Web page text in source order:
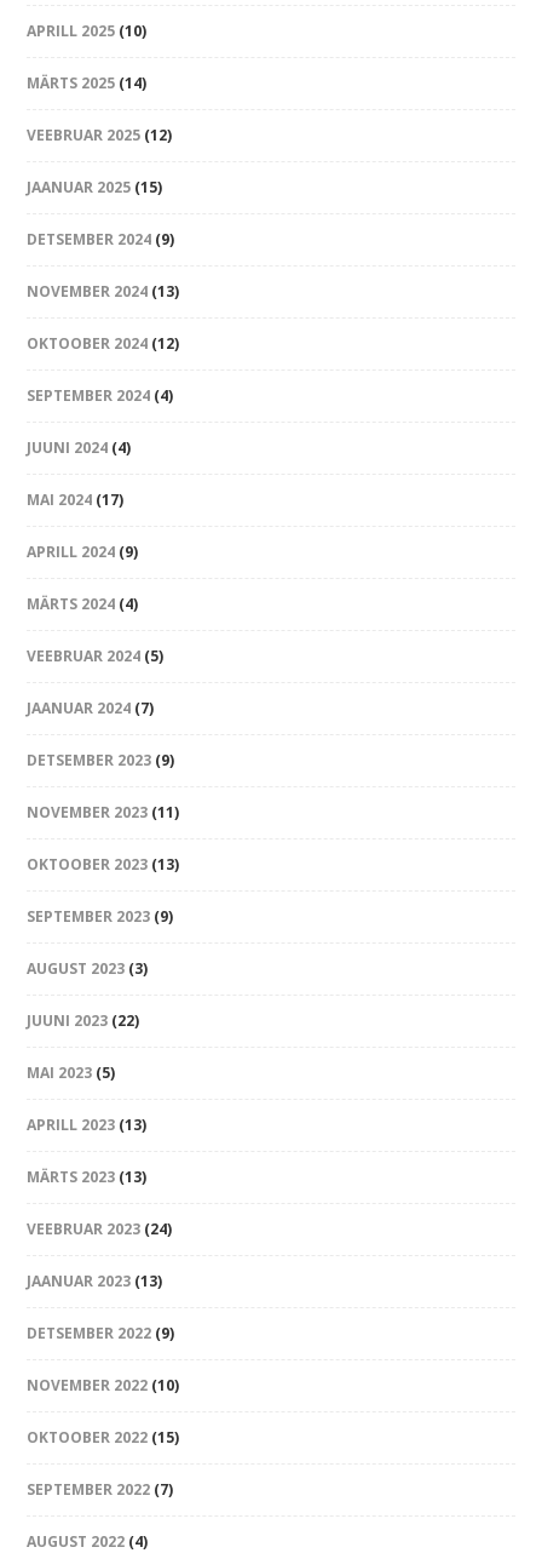
APRILL 2025 (10)
MÄRTS 2025 (14)
VEEBRUAR 2025 (12)
JAANUAR 2025 (15)
DETSEMBER 2024 (9)
NOVEMBER 2024 (13)
OKTOOBER 2024 (12)
SEPTEMBER 2024 (4)
JUUNI 2024 (4)
MAI 2024 (17)
APRILL 2024 (9)
MÄRTS 2024 (4)
VEEBRUAR 2024 (5)
JAANUAR 2024 (7)
DETSEMBER 2023 (9)
NOVEMBER 2023 (11)
OKTOOBER 2023 (13)
SEPTEMBER 2023 (9)
AUGUST 2023 (3)
JUUNI 2023 (22)
MAI 2023 (5)
APRILL 2023 (13)
MÄRTS 2023 (13)
VEEBRUAR 2023 (24)
JAANUAR 2023 (13)
DETSEMBER 2022 (9)
NOVEMBER 2022 (10)
OKTOOBER 2022 (15)
SEPTEMBER 2022 (7)
AUGUST 2022 (4)